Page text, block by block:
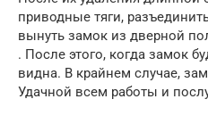
приводные тяги,
вынуть замок из дверной
. После этого, когда замок
видна. В крайнем случае,
Удачной всем работы и